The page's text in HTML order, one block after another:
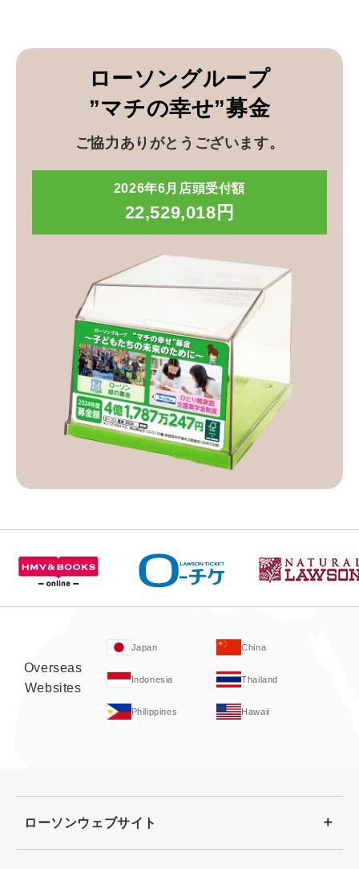
ローソングループ
”マチの幸せ”募金
ご協力ありがとうございます。
2026年6月店頭受付額
22,529,018円
Overseas
Websites
Japan China
Indonesia Thailand
Philippines Hawaii
ローソンウェブサイト